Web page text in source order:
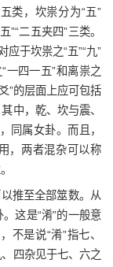
类，坎祟分为“五”
”“二五夹四”三类。
应于坎祟之“五”“九”
一四一五”和离祟之
”的层面上应可包括
中，乾、坎与震、
同属女卦。而且，
，两者混杂可以称
推至全部筮数。从
这是“淆”的一般意
不是说“淆”指七、
四杂见于七、六之